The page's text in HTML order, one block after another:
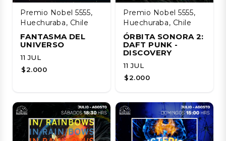
Premio Nobel 5555,
Huechuraba, Chile
FANTASMA DEL
UNIVERSO
11 JUL
$2.000
Premio Nobel 5555,
Huechuraba, Chile
ÓRBITA SONORA 2:
DAFT PUNK -
DISCOVERY
11 JUL
$2.000